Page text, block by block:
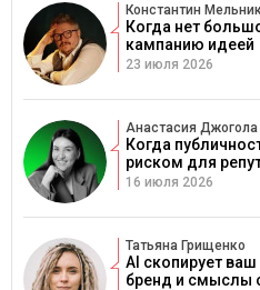
Константин
Когда нет
кампанию идеей
23 июля 2026
Анастасия Джогола
Когда
риском для
16 июля 2026
Татьяна Грищенко
AI скопирует
бренд и смыслы